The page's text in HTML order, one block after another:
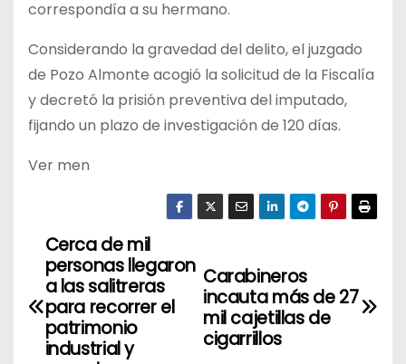
correspondía a su hermano.
Considerando la gravedad del delito, el juzgado
de Pozo Almonte acogió la solicitud de la Fiscalía
y decretó la prisión preventiva del imputado,
fijando un plazo de investigación de 120 días.
Ver men
N
a
Carabineros
incauta más de 27
mil cajetillas de
cigarrillos
Cerca de mil
personas llegaron
a las salitreras
para recorrer el
patrimonio
industrial y